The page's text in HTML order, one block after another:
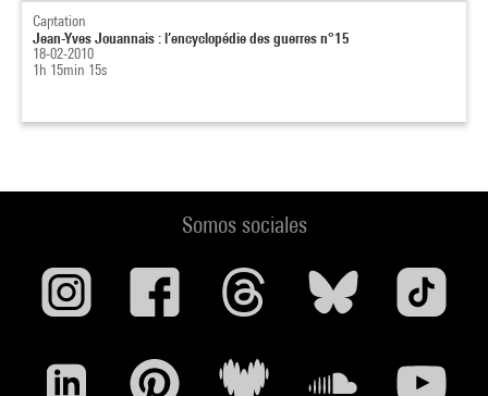
Captation
Jean-Yves Jouannais : l’encyclopédie des guerres n°15
18-02-2010
1h 15min 15s
Somos sociales